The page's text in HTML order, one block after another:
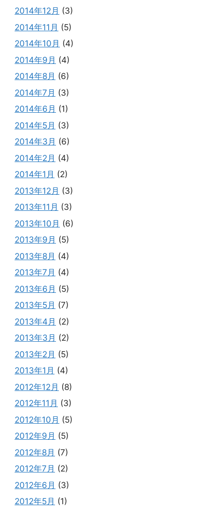
2014年12月 (3)
2014年11月 (5)
2014年10月 (4)
2014年9月 (4)
2014年8月 (6)
2014年7月 (3)
2014年6月 (1)
2014年5月 (3)
2014年3月 (6)
2014年2月 (4)
2014年1月 (2)
2013年12月 (3)
2013年11月 (3)
2013年10月 (6)
2013年9月 (5)
2013年8月 (4)
2013年7月 (4)
2013年6月 (5)
2013年5月 (7)
2013年4月 (2)
2013年3月 (2)
2013年2月 (5)
2013年1月 (4)
2012年12月 (8)
2012年11月 (3)
2012年10月 (5)
2012年9月 (5)
2012年8月 (7)
2012年7月 (2)
2012年6月 (3)
2012年5月 (1)